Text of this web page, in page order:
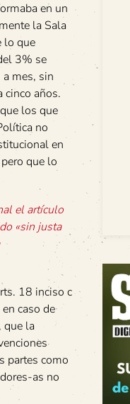
en un
la Sala
lo que
3% se
mes, sin
cinco años.
los que
no
en
que lo
el artículo
«sin justa
18 inciso c
caso de
que la
partes como
as no